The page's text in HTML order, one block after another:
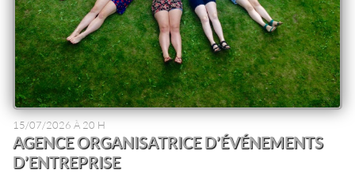
15/07/2026 À 20 H
AGENCE ORGANISATRICE D’ÉVÉNEMENTS
D’ENTREPRISE